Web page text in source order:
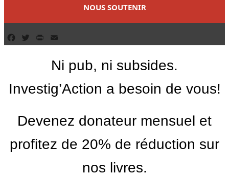
NOUS SOUTENIR
Facebook
TwitterPrintFriendly
Ni pub, ni subsides.
Investig’Action a besoin de vous!
Devenez donateur mensuel et
profitez de 20% de réduction sur
nos livres.